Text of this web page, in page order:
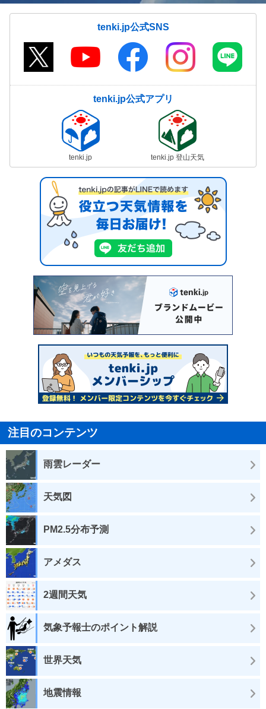
tenki.jp公式SNS
tenki.jp公式アプリ
tenki.jp tenki.jp 登山天気
注目のコンテンツ
雨雲レーダー
天気図
PM2.5分布予測
アメダス
2週間天気
気象予報士のポイント解説
世界天気
地震情報